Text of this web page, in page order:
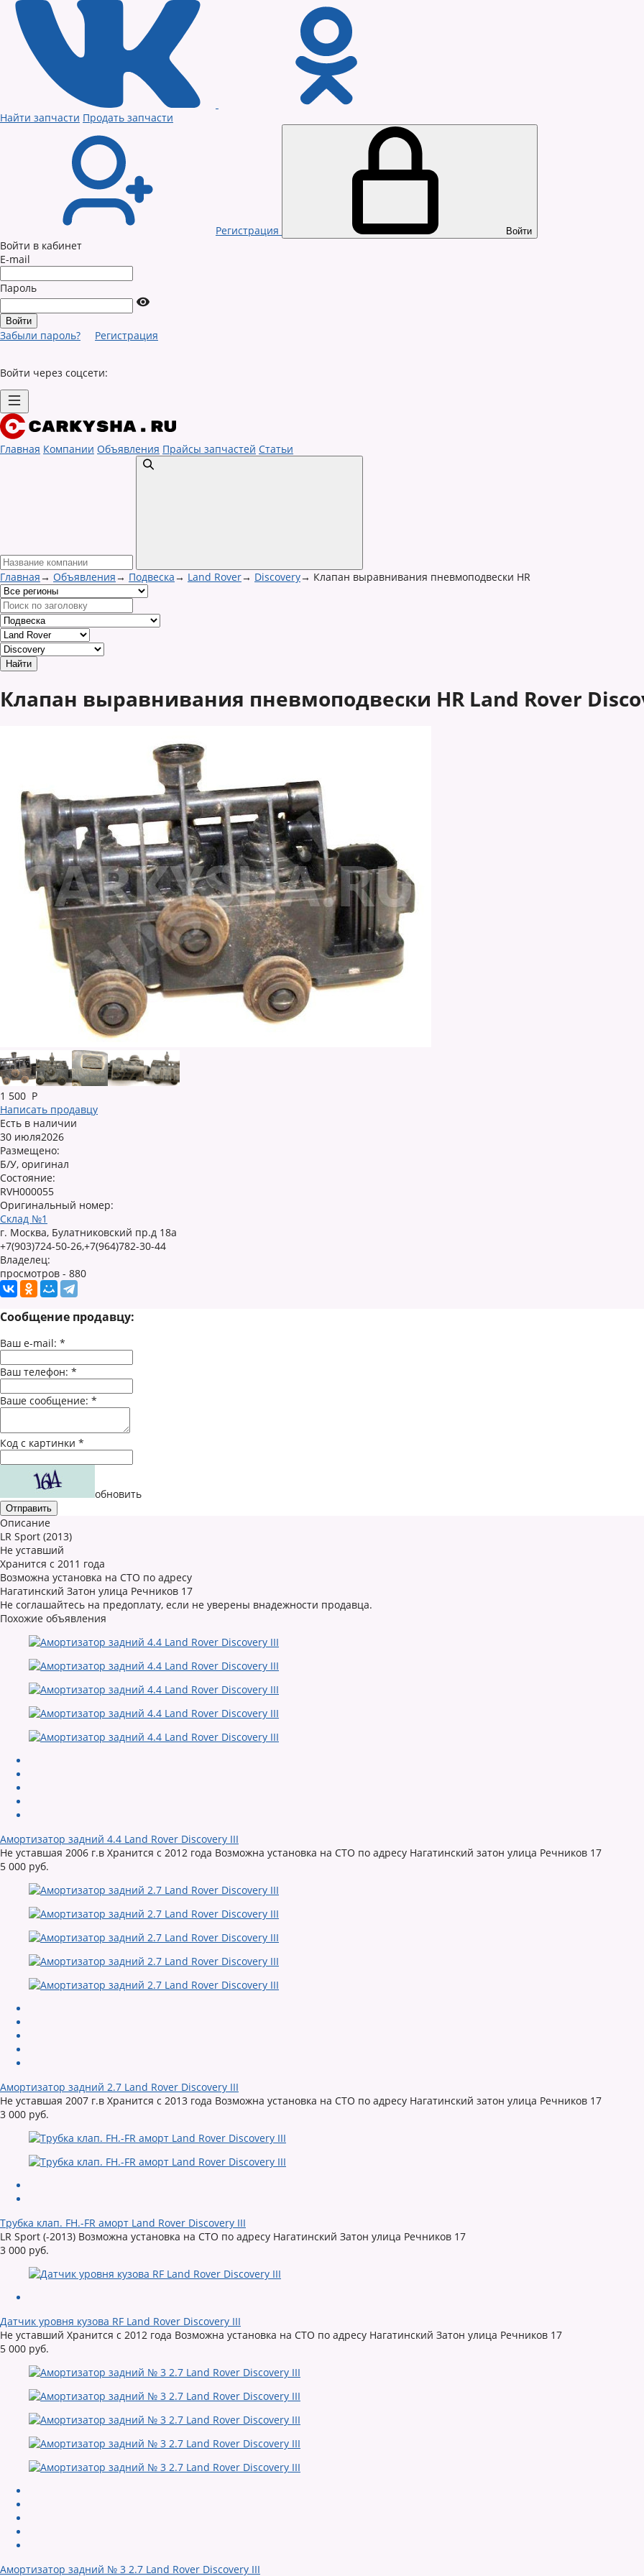
Найти запчасти Продать запчасти
Регистрация Войти
Войти в кабинет
E-mail
Пароль
Забыли пароль? Регистрация
Войти через соцсети:
Главная Компании Объявления Прайсы запчастей Статьи
Главная→ Объявления→ Подвеска→ Land Rover→ Discovery→ Клапан выравнивания пневмоподвески HR
Клапан выравнивания пневмоподвески HR Land Rover
1 500 Р
Написать продавцу
Есть в наличии
30 июля2026
Размещено:
Б/У, оригинал
Состояние:
RVH000055
Оригинальный номер:
Склад №1
г. Москва, Булатниковский пр.д 18а
+7(903)724-50-26,+7(964)782-30-44
Владелец:
просмотров - 880
Сообщение продавцу:
Ваш e-mail: *
Ваш телефон: *
Ваше сообщение: *
Код с картинки *
обновить
Описание
LR Sport (2013)
Не уставший
Хранится с 2011 года
Возможна установка на СТО по адресу
Нагатинский Затон улица Речников 17
Не соглашайтесь на предоплату, если не уверены внадежности продавца.
Похожие объявления
Амортизатор задний 4.4 Land Rover Discovery III
Не уставшая 2006 г.в Хранится с 2012 года Возможна установка на СТО по адресу Нагатинский затон улица Речников 17
5 000 руб.
Амортизатор задний 2.7 Land Rover Discovery III
Не уставшая 2007 г.в Хранится с 2013 года Возможна установка на СТО по адресу Нагатинский затон улица Речников 17
3 000 руб.
Трубка клап. FH.-FR аморт Land Rover Discovery III
LR Sport (-2013) Возможна установка на СТО по адресу Нагатинский Затон улица Речников 17
3 000 руб.
Датчик уровня кузова RF Land Rover Discovery III
Не уставший Хранится с 2012 года Возможна установка на СТО по адресу Нагатинский Затон улица Речников 17
5 000 руб.
Амортизатор задний № 3 2.7 Land Rover Discovery III